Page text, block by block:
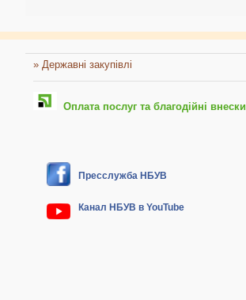
» Державні закупівлі
Оплата послуг та благодійні внески
Пресслужба НБУВ
Канал НБУВ в YouTube